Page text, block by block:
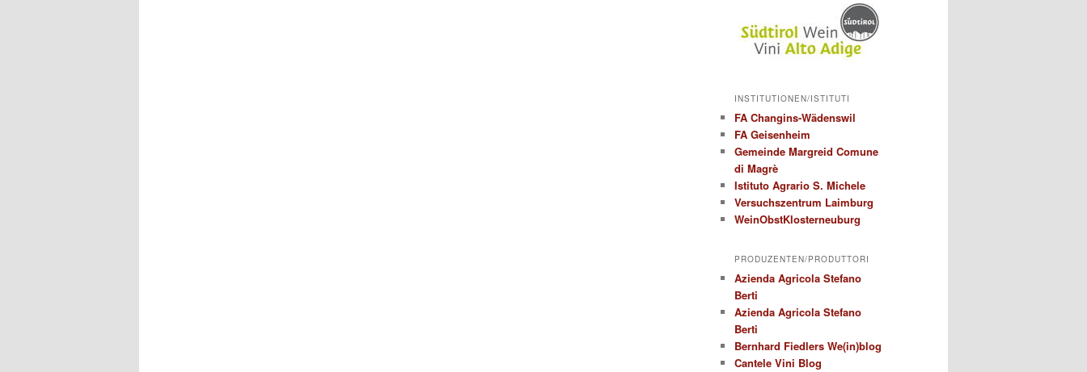
INSTITUTIONEN/ISTITUTI
FA Changins-Wädenswil
FA Geisenheim
Gemeinde Margreid Comune
di Magrè
Istituto Agrario S. Michele
Versuchszentrum Laimburg
WeinObstKlosterneuburg
PRODUZENTEN/PRODUTTORI
Azienda Agricola Stefano
Berti
Azienda Agricola Stefano
Berti
Bernhard Fiedlers We(in)blog
Cantele Vini Blog